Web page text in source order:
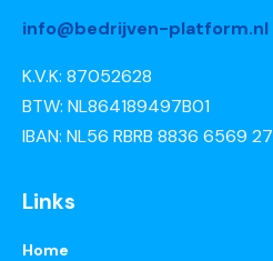
info@bedrijven-platform.nl
K.V.K: 87052628
BTW: NL864189497B01
IBAN: NL56 RBRB 8836 6569 27
Links
Home